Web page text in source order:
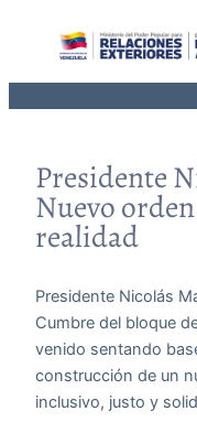
Presidente
Nuevo
realidad
Presidente Nicolás
Cumbre del bloque
venido sentando
construcción de un
inclusivo, justo y